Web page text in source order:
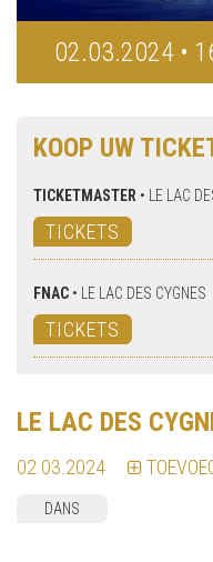
02.03.2024 •
KOOP UW
TICKETMASTER • LE LAC
TICKETS
FNAC • LE LAC DES CYGNES
TICKETS
LE LAC DES
02.03.2024
DANS